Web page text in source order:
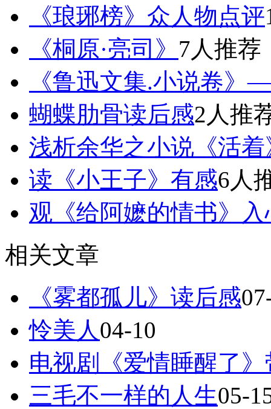
《琅琊榜》众人物点评
《桐原·亮司》 7人推荐
《鲁迅文集.小说卷
蝴蝶肋骨读后感2人推
浅析余华之小说《活着
读《小王子》有感6人
观《给阿嬷的情书》入
相关文章
《雾都孤儿》读后感
怜美人04-10
电视剧《爱情睡醒了
三毛不一样的人生05-